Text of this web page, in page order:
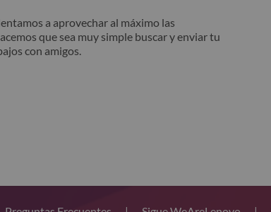
a aprovechar al máximo las
que sea muy simple buscar y enviar tu
con amigos.